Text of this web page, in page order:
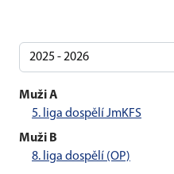
Muži A
5. liga dospělí JmKFS
Muži B
8. liga dospělí (OP)